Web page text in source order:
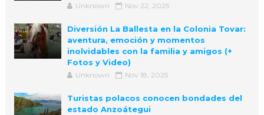
Unknown Nov 22, 2025
Diversión La Ballesta en la Colonia Tovar:
aventura, emoción y momentos
inolvidables con la familia y amigos (+
Fotos y Video)
Unknown Nov 18, 2025
Turistas polacos conocen bondades del
estado Anzoátegui